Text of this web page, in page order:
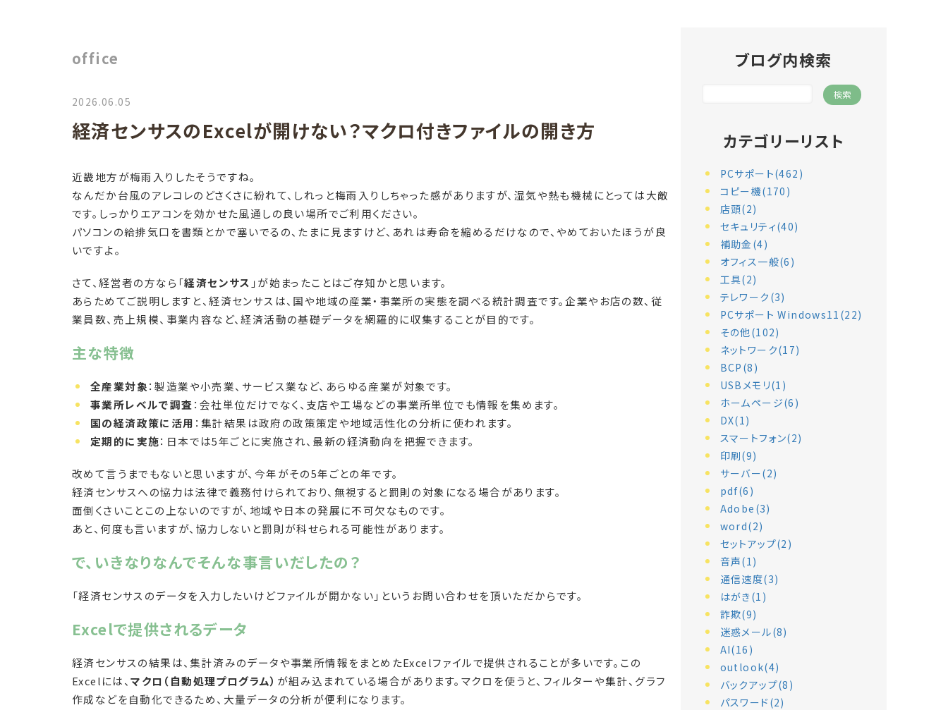
office
2026.06.05
経済センサスのExcelが開けない？マクロ付きファイルの開き方
近畿地方が梅雨入りしたそうですね。
なんだか台風のアレコレのどさくさに紛れて、しれっと梅雨入りしちゃった感がありますが、湿気や熱も機械にとっては大敵
です。しっかりエアコンを効かせた風通しの良い場所でご利用ください。
パソコンの給排気口を書類とかで塞いでるの、たまに見ますけど、あれは寿命を縮めるだけなので、やめておいたほうが良
いですよ。
さて、経営者の方なら「経済センサス 」が始まったことはご存知かと思います。
あらためてご説明しますと、経済センサスは、国や地域の産業・事業所の実態を調べる統計調査です。企業やお店の数、従
業員数、売上規模、事業内容など、経済活動の基礎データを網羅的に収集することが目的です。
主な特徴
全産業対象：製造業や小売業、サービス業など、あらゆる産業が対象です。
事業所レベルで調査：会社単位だけでなく、支店や工場などの事業所単位でも情報を集めます。
国の経済政策に活用 ：集計結果は政府の政策策定や地域活性化の分析に使われます。
定期的に実施：日本では5年ごとに実施され、最新の経済動向を把握できます。
改めて言うまでもないと思いますが、今年がその5年ごとの年です。
経済センサスへの協力は法律で義務付けられており、無視すると罰則の対象になる場合があります。
面倒くさいことこの上ないのですが、地域や日本の発展に不可欠なものです。
あと、何度も言いますが、協力しないと罰則が科せられる可能性があります。
で、いきなりなんでそんな事言いだしたの？
「経済センサスのデータを入力したいけどファイルが開かない」というお問い合わせを頂いただからです。
Excelで提供されるデータ
経済センサスの結果は、集計済みのデータや事業所情報をまとめたExcelファイルで提供されることが多いです。この
Excelには、マクロ（自動処理プログラム） が組み込まれている場合があります。マクロを使うと、フィルターや集計、グラフ
作成などを自動化できるため、大量データの分析が便利になります。
ブログ内検索
カテゴリーリスト
PCサポート(462)
コピー機(170)
店頭(2)
セキュリティ(40)
補助金(4)
オフィス一般(6)
工具(2)
テレワーク(3)
PCサポート Windows11(22)
その他(102)
ネットワーク(17)
BCP(8)
USBメモリ(1)
ホームページ(6)
DX(1)
スマートフォン(2)
印刷(9)
サーバー(2)
pdf(6)
Adobe(3)
word(2)
セットアップ(2)
音声(1)
通信速度(3)
はがき(1)
詐欺(9)
迷惑メール(8)
AI(16)
outlook(4)
バックアップ(8)
パスワード(2)